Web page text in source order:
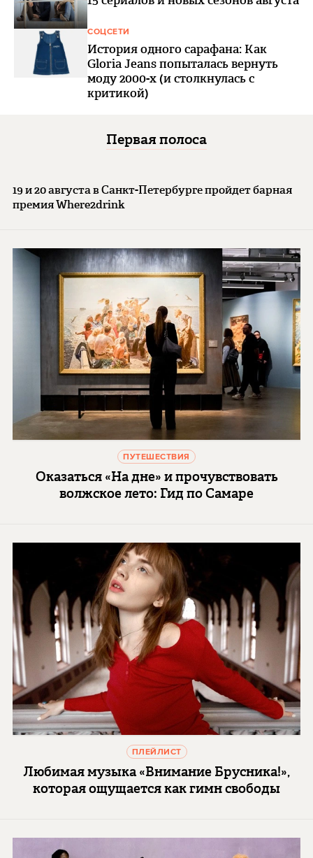
СОЦСЕТИ
История одного сарафана: Как
Gloria Jeans попыталась вернуть
моду 2000-х (и столкнулась с
критикой)
Первая полоса
19 и 20 августа в Санкт-Петербурге пройдет барная
премия Where2drink
ПУТЕШЕСТВИЯ
Оказаться «На дне» и прочувствовать
волжское лето: Гид по Самаре
ПЛЕЙЛИСТ
Любимая музыка «Внимание Брусника!»,
которая ощущается как гимн свободы